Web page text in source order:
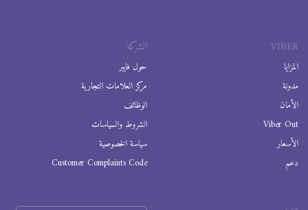
VIBER
المزايا
مدونة
الأمان
Viber Out
الأسعار
دعم
الشركة
حول فايبر
مركز العلامات التجارية
الوظائف
الشروط والسياسات
سياسة الخصوصية
Customer Complaints Code